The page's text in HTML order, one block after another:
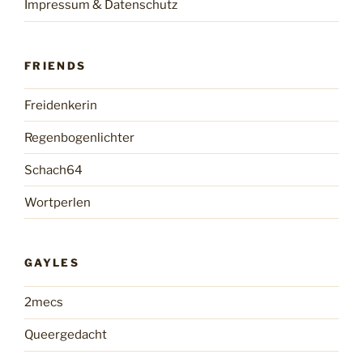
Impressum & Datenschutz
FRIENDS
Freidenkerin
Regenbogenlichter
Schach64
Wortperlen
GAYLES
2mecs
Queergedacht